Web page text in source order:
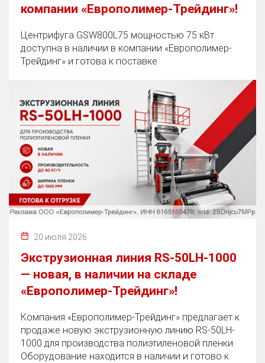
компании «Европолимер-Трейдинг»!
Центрифуга GSW800L75 мощностью 75 кВт
доступна в наличии в компании «Европолимер-
Трейдинг» и готова к поставке.
20 июля 2026
Экструзионная линия RS-50LH-1000
— новая, в наличии на складе
«Европолимер-Трейдинг»!
Компания «Европолимер-Трейдинг» предлагает к
продаже новую экструзионную линию RS-50LH-
1000 для производства полиэтиленовой пленки.
Оборудование находится в наличии и готово к